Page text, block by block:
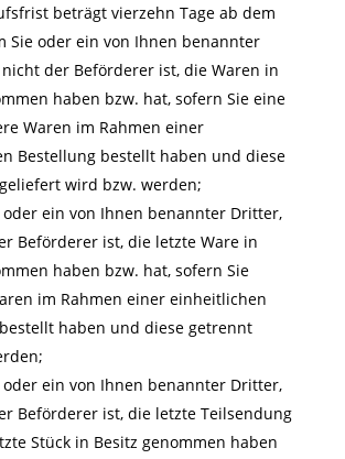
beträgt vierzehn Tage ab dem
Sie oder ein von Ihnen benannter
der Beförderer ist, die Waren in
haben bzw. hat, sofern Sie eine
Waren im Rahmen einer
Bestellung bestellt haben und diese
wird bzw. werden;
oder ein von Ihnen benannter Dritter,
Beförderer ist, die letzte Ware in
haben bzw. hat, sofern Sie
im Rahmen einer einheitlichen
haben und diese getrennt
oder ein von Ihnen benannter Dritter,
Beförderer ist, die letzte Teilsendung
Stück in Besitz genommen haben